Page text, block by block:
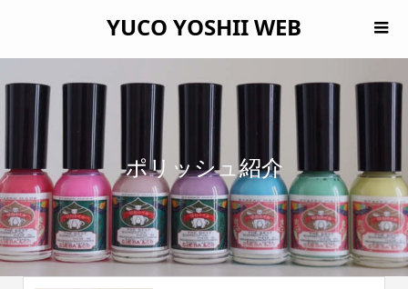
YUCO YOSHII WEB
ポリッシュ紹介